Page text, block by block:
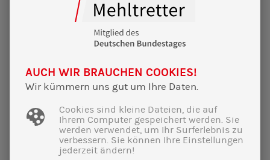
22|02|2025
Wahnsinns-Wahlkampf-Finale im
AUCH WIR BRAUCHEN COOKIES!
Wir kümmern uns gut um Ihre Daten.
Cookies sind kleine Dateien, die auf
Ihrem Computer gespeichert werden. Sie
werden verwendet, um Ihr Surferlebnis zu
verbessern. Sie können Ihre Einstellungen
jederzeit ändern!